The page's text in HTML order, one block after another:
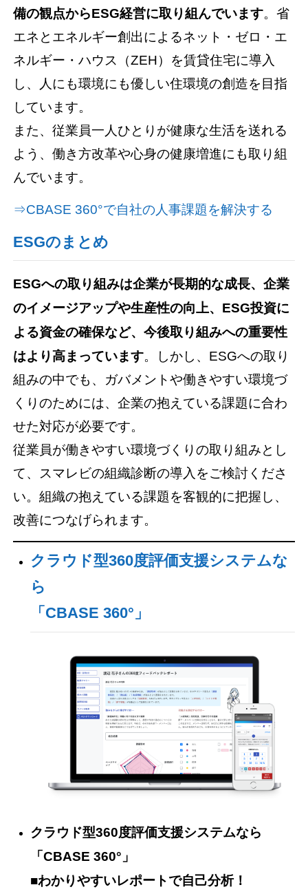
備の観点からESG経営に取り組んでいます。省
エネとエネルギー創出によるネット・ゼロ・エ
ネルギー・ハウス（ZEH）を賃貸住宅に導入
し、人にも環境にも優しい住環境の創造を目指
しています。
また、従業員一人ひとりが健康な生活を送れる
よう、働き方改革や心身の健康増進にも取り組
んでいます。
⇒CBASE 360°で自社の人事課題を解決する
ESGのまとめ
ESGへの取り組みは企業が長期的な成長、企業
のイメージアップや生産性の向上、ESG投資に
よる資金の確保など、今後取り組みへの重要性
はより高まっています。しかし、ESGへの取り
組みの中でも、ガバメントや働きやすい環境づ
くりのためには、企業の抱えている課題に合わ
せた対応が必要です。
従業員が働きやすい環境づくりの取り組みとし
て、スマレビの組織診断の導入をご検討くださ
い。組織の抱えている課題を客観的に把握し、
改善につなげられます。
クラウド型360度評価支援システムな
ら
「CBASE 360°」
クラウド型360度評価支援システムなら
「CBASE 360°」
■わかりやすいレポートで自己分析！